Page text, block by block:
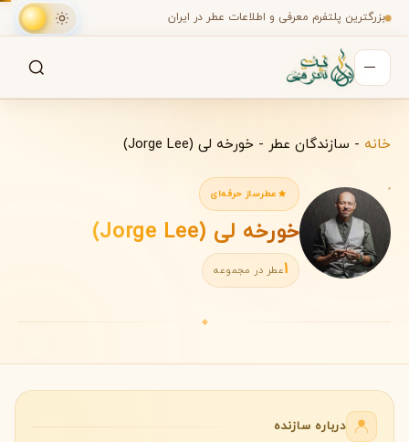
بزرگترین پلتفرم معرفی و اطلاعات عطر در ایران
جستجو در میان هزاران عطرخانه - سازندگان عطر - خورخه لی (Jorge Lee)
عطرساز حرفه‌ای
خورخه لی (Jorge Lee)
1عطر در مجموعه
◆
درباره سازنده